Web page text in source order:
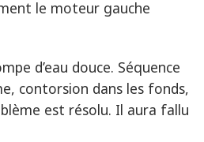
le moteur gauche
d’eau douce. Séquence
contorsion dans les fonds,
est résolu. Il aura fallu